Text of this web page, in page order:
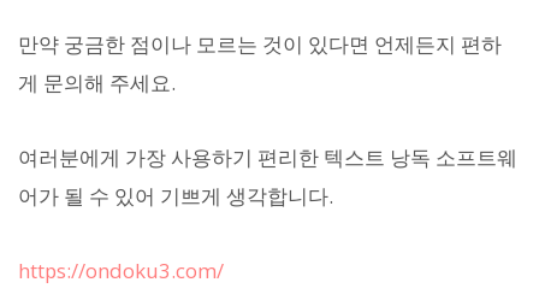
만약 궁금한 점이나 모르는 것이 있다면 언제든지 편하
게 문의해 주세요.
여러분에게 가장 사용하기 편리한 텍스트 낭독 소프트웨
어가 될 수 있어 기쁘게 생각합니다.
https://ondoku3.com/